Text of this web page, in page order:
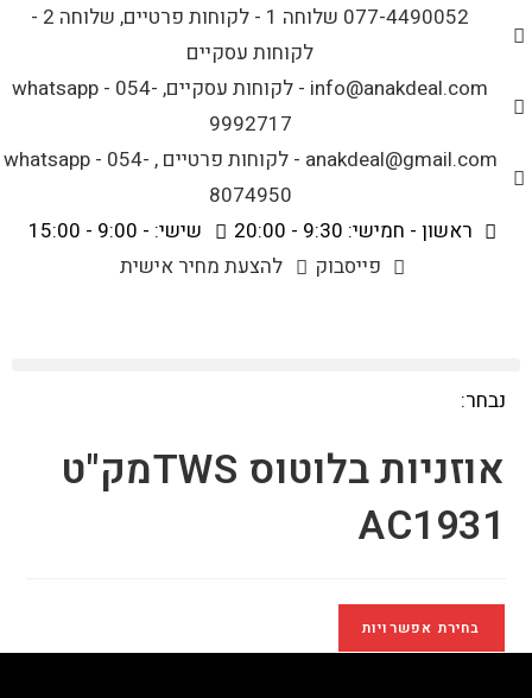
077-4490052 שלוחה 1 - לקוחות פרטיים, שלוחה 2 -
לקוחות עסקיים
info@anakdeal.com - לקוחות עסקיים, whatsapp - 054-
9992717
anakdeal@gmail.com - לקוחות פרטיים , whatsapp - 054-
8074950
ראשון - חמישי: 9:30 - 20:00
שישי: - 9:00 - 15:00
פייסבוק
להצעת מחיר אישית
נבחר:
אוזניות בלוטוס TWSמק"ט
AC1931
בחירת אפשרויות